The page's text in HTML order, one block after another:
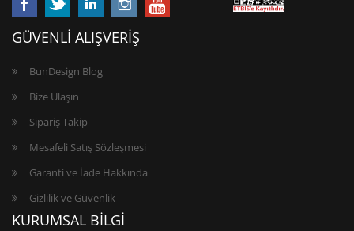
GÜVENLİ ALIŞVERİŞ
BunDesign Blog
Bize Ulaşın
Sipariş Takip
Mesafeli Satış Sözleşmesi
Garanti ve İade Hakkında
Gizlilik ve Güvenlik
KURUMSAL BİLGİ